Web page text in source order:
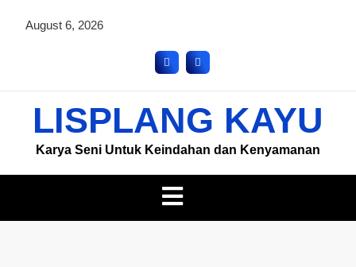
August 6, 2026
LISPLANG KAYU
Karya Seni Untuk Keindahan dan Kenyamanan